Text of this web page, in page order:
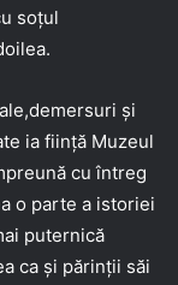
soțul
și
ia ființă Muzeul
cu întreg
o parte a istoriei
puternică
ca și părinții săi